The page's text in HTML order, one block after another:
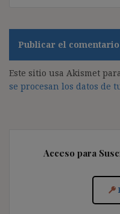
Este sitio usa Akismet
se procesan los datos de
Acceso para